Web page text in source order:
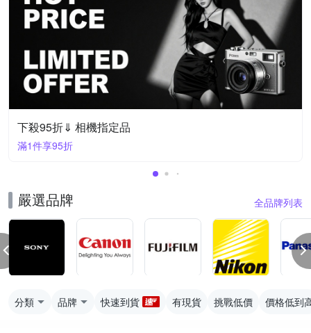
下殺95折⇓ 相機指定品
滿1件享95折
嚴選品牌 全品牌列表
分類 品牌 快速到貨 有現貨 挑戰低價 價格低到